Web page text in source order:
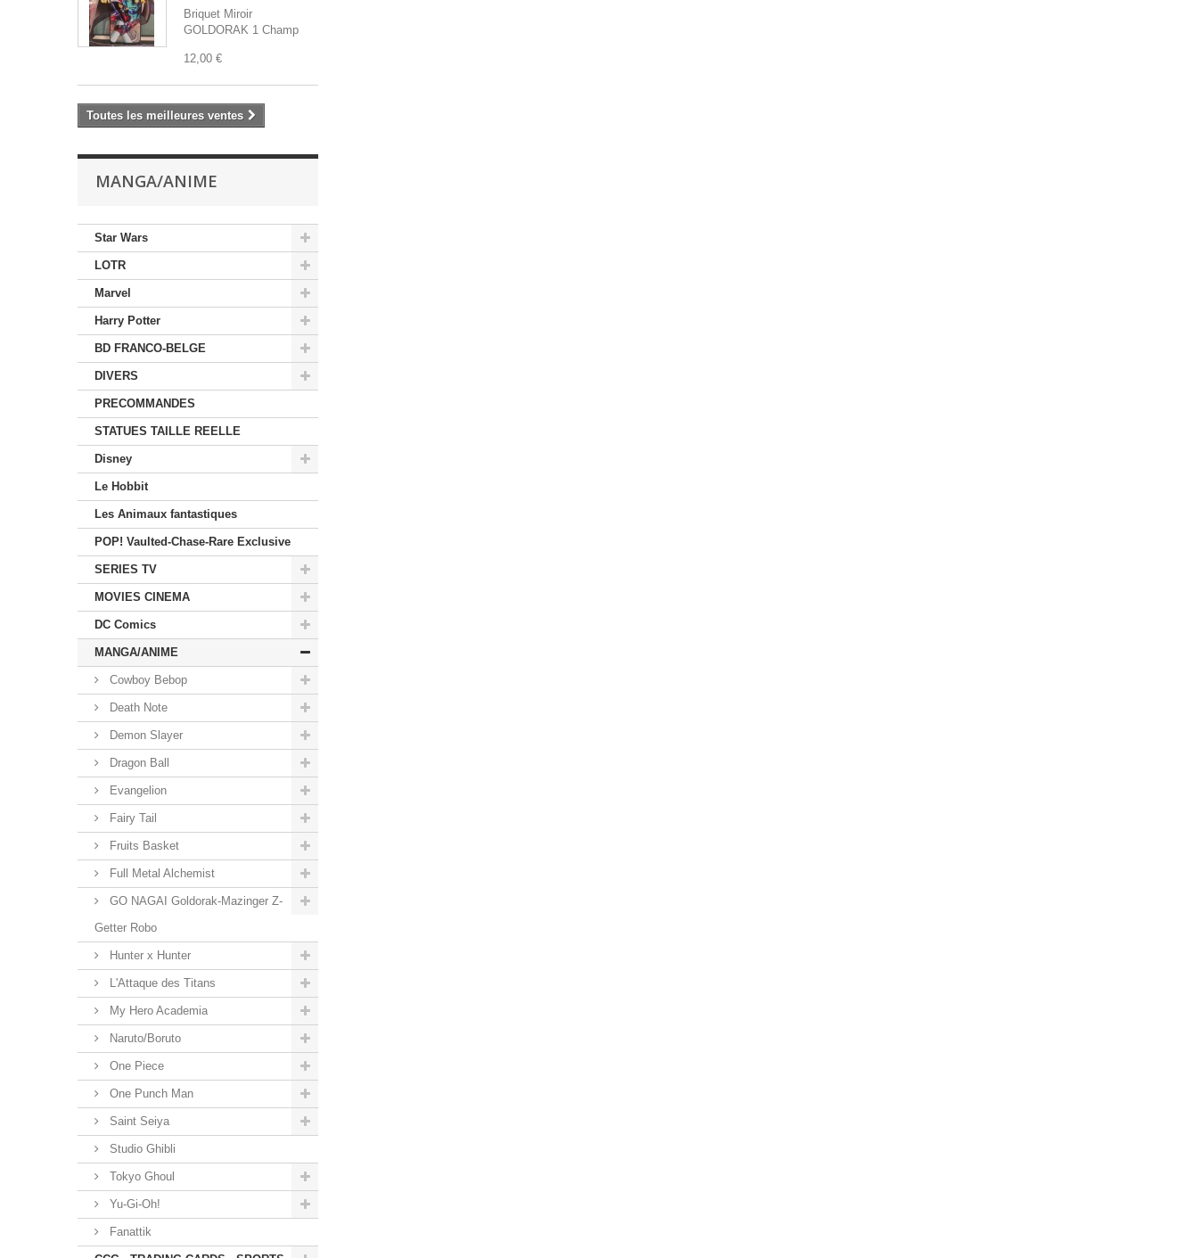
Briquet Miroir
GOLDORAK 1 Champ
12,00 €
Toutes les meilleures ventes
MANGA/ANIME
Star Wars
LOTR
Marvel
Harry Potter
BD FRANCO-BELGE
DIVERS
PRECOMMANDES
STATUES TAILLE REELLE
Disney
Le Hobbit
Les Animaux fantastiques
POP! Vaulted-Chase-Rare Exclusive
SERIES TV
MOVIES CINEMA
DC Comics
MANGA/ANIME
Cowboy Bebop
Death Note
Demon Slayer
Dragon Ball
Evangelion
Fairy Tail
Fruits Basket
Full Metal Alchemist
GO NAGAI Goldorak-Mazinger Z-
Getter Robo
Hunter x Hunter
L'Attaque des Titans
My Hero Academia
Naruto/Boruto
One Piece
One Punch Man
Saint Seiya
Studio Ghibli
Tokyo Ghoul
Yu-Gi-Oh!
Fanattik